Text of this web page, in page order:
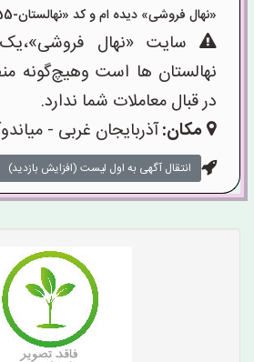
«نهال فروشی» دیده ام و کد «نهالستان-10155» را اعلام کنید»
سایت «نهال
نهالستان ها است وهیچ‌گونه
در قبال معاملات شما ندارد.
مکان:آذربایجان غربی -
انتقال آگهی به اول لیست (افزایش بازدید)